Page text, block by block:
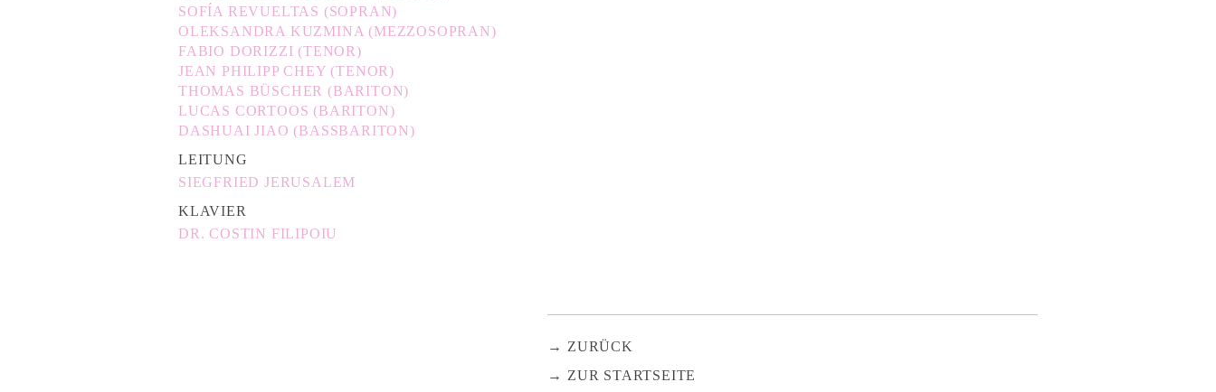
SOFÍA REVUELTAS (SOPRAN)
OLEKSANDRA KUZMINA (MEZZOSOPRAN)
FABIO DORIZZI (TENOR)
JEAN PHILIPP CHEY (TENOR)
THOMAS BÜSCHER (BARITON)
LUCAS CORTOOS (BARITON)
DASHUAI JIAO (BASSBARITON)
LEITUNG
SIEGFRIED JERUSALEM
KLAVIER
DR. COSTIN FILIPOIU
ZURÜCK
ZUR STARTSEITE